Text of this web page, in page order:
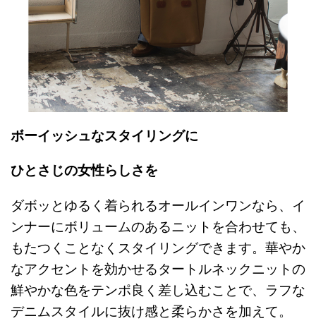
ボーイッシュなスタイリングに
ひとさじの女性らしさを
ダボッとゆるく着られるオールインワンなら、イ
ンナーにボリュームのあるニットを合わせても、
もたつくことなくスタイリングできます。華やか
なアクセントを効かせるタートルネックニットの
鮮やかな色をテンポ良く差し込むことで、ラフな
デニムスタイルに抜け感と柔らかさを加えて。